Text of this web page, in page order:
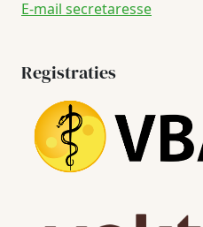
E-mail secretaresse
Registraties